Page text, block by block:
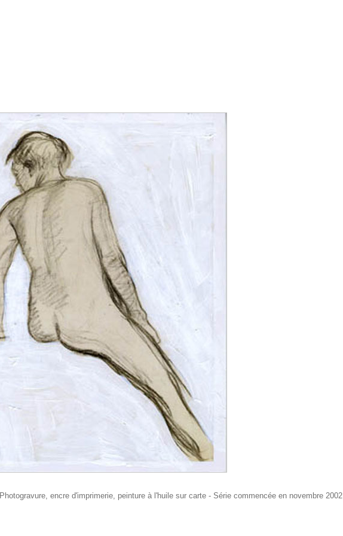
Photogravure, encre d'imprimerie, peinture à l'huile sur carte - Série commencée en novembre 2002